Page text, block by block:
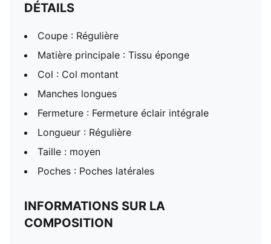
DÉTAILS
Coupe : Régulière
Matière principale : Tissu éponge
Col : Col montant
Manches longues
Fermeture : Fermeture éclair intégrale
Longueur : Régulière
Taille : moyen
Poches : Poches latérales
INFORMATIONS SUR LA
COMPOSITION